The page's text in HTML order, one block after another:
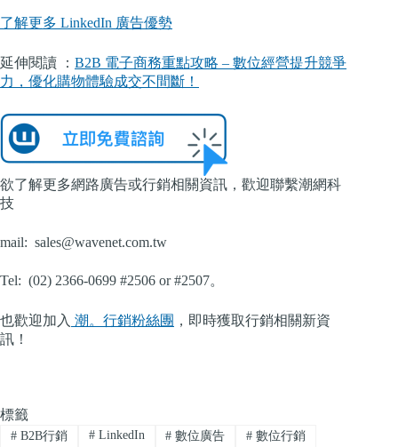
了解更多 LinkedIn 廣告優勢
延伸閱讀 ： B2B 電子商務重點攻略 – 數位經營提升競爭
力，優化購物體驗成交不間斷！
欲了解更多網路廣告或行銷相關資訊，歡迎聯繫潮網科
技
mail: sales@wavenet.com.tw
Tel: (02) 2366-0699 #2506 or #2507。
也歡迎加入 潮。行銷粉絲團 ，即時獲取行銷相關新資
訊！
標籤
#B2B行銷 #LinkedIn # 數位廣告 # 數位行銷